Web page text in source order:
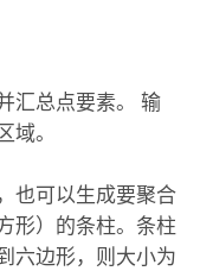
汇总点要素。 输
域。
也可以生成要聚合
形）的条柱。条柱
六边形，则大小为